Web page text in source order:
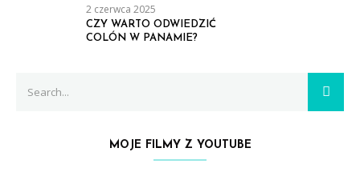
2 czerwca 2025
CZY WARTO ODWIEDZIĆ
COLÓN W PANAMIE?
for:
MOJE FILMY Z YOUTUBE